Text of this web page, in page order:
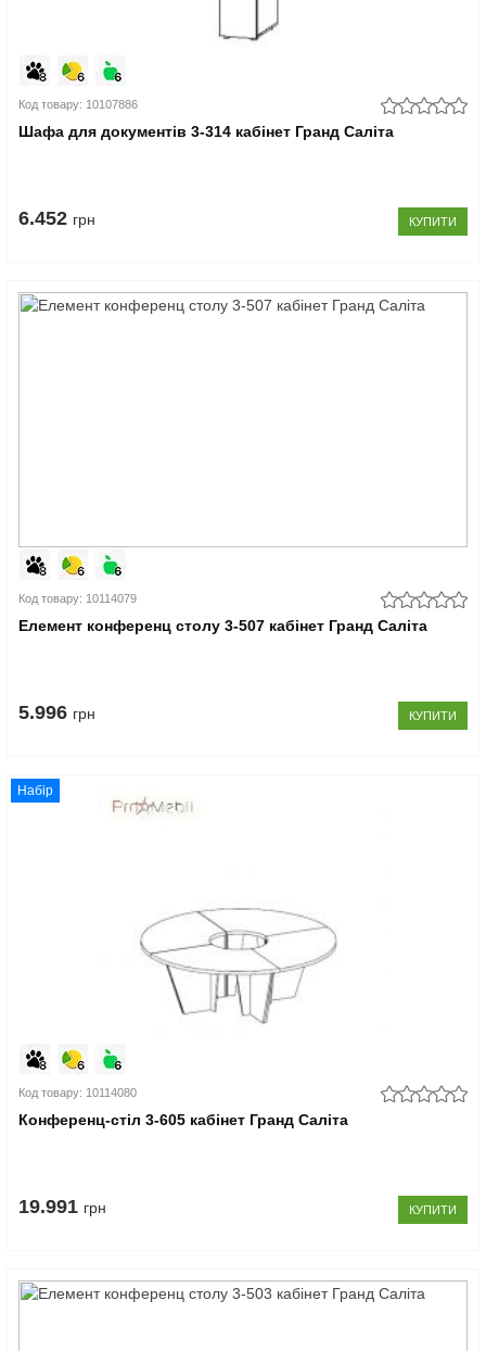
Код товару: 10107886
Шафа для документів 3-314 кабінет Гранд Саліта
6.452 грн КУПИТИ
Код товару: 10114079
Елемент конференц столу 3-507 кабінет Гранд Саліта
5.996 грн КУПИТИ
Набір
Код товару: 10114080
Конференц-стіл 3-605 кабінет Гранд Саліта
19.991 грн КУПИТИ